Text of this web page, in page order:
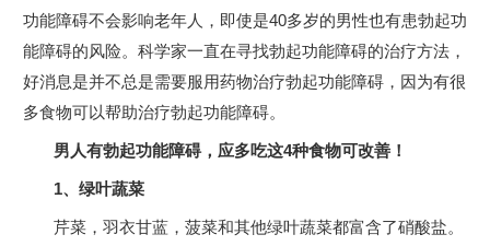
功能障碍不会影响老年人，即使是40多岁的男性也有患勃起功
能障碍的风险。科学家一直在寻找勃起功能障碍的治疗方法，
好消息是并不总是需要服用药物治疗勃起功能障碍，因为有很
多食物可以帮助治疗勃起功能障碍。
男人有勃起功能障碍，应多吃这4种食物可改善！
1、绿叶蔬菜
芹菜，羽衣甘蓝，菠菜和其他绿叶蔬菜都富含了硝酸盐。